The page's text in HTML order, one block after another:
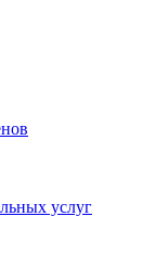
услуг